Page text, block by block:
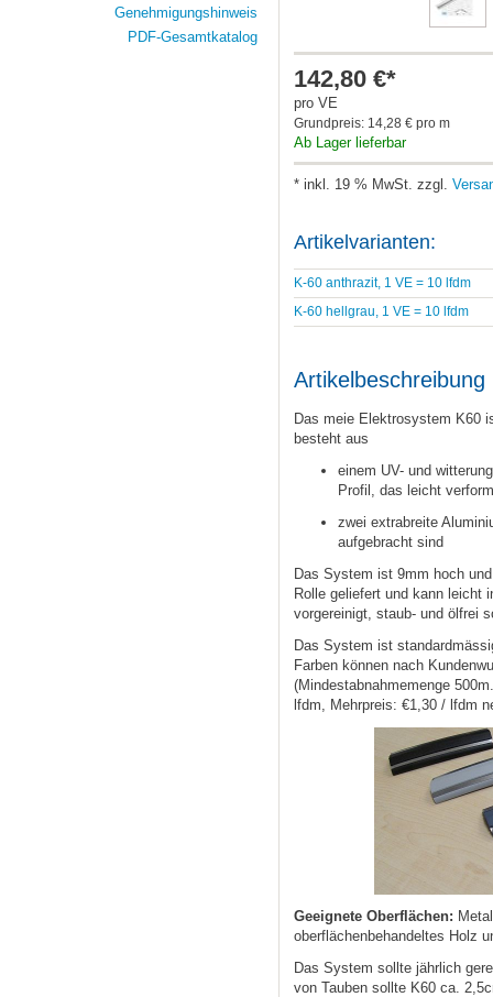
142,80 €*
pro VE
Grundpreis: 14,28 € pro m
Ab Lager lieferbar
* inkl. 19 % MwSt. zzgl.
Artikelvarianten:
K-60 anthrazit, 1 VE = 10 lfdm
K-60 hellgrau, 1 VE = 10 lfdm
Artikelbeschreibung
Das meie Elektrosystem K60
besteht aus
einem UV- und
Profil, das leicht
zwei extrabreite
aufgebracht sind
Das System ist 9mm hoch
Rolle geliefert und kann leicht
vorgereinigt, staub- und ölfrei
Das System ist
Farben können nach
(Mindestabnahmemenge
lfdm, Mehrpreis: €1,30 / lfdm
Geeignete Oberflächen:
oberflächenbehandeltes Holz
Das System sollte jährlich
von Tauben sollte K60 ca.
Genehmigungshinweis
PDF-Gesamtkatalog